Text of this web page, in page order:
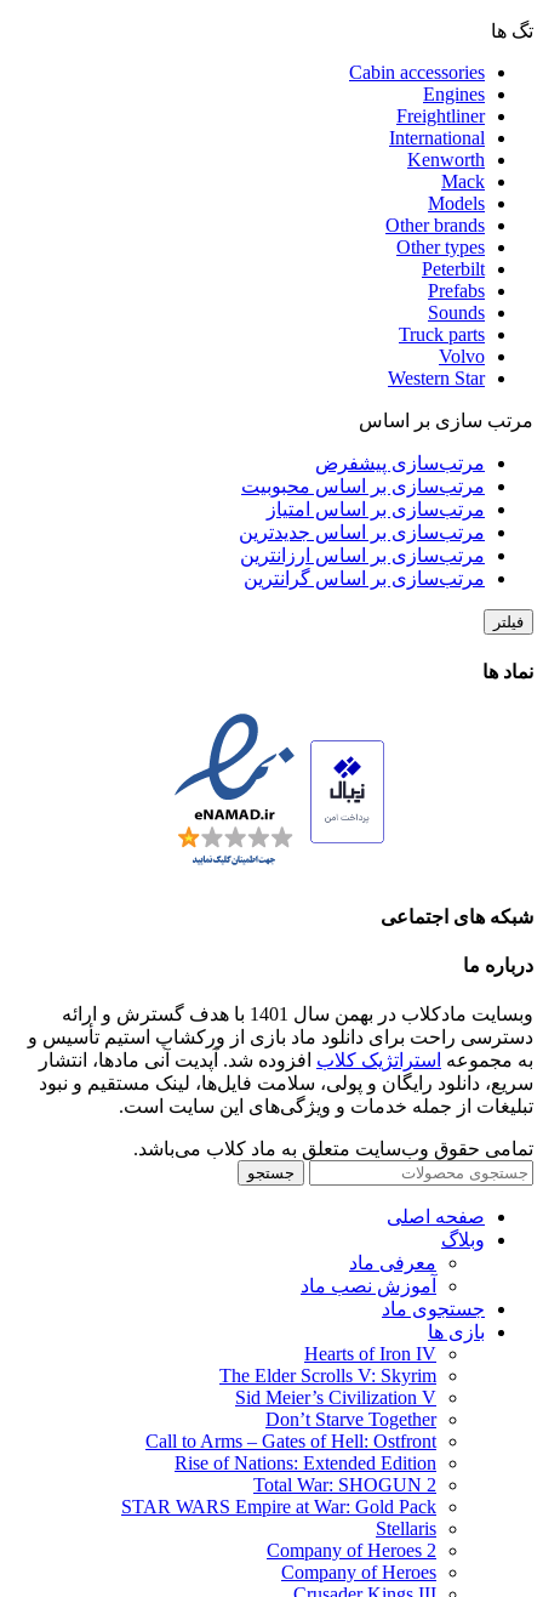
تگ ها
Cabin accessories
Engines
Freightliner
International
Kenworth
Mack
Models
Other brands
Other types
Peterbilt
Prefabs
Sounds
Truck parts
Volvo
Western Star
مرتب سازی بر اساس
مرتب‌سازی پیشفرض
مرتب‌سازی بر اساس محبوبیت
مرتب‌سازی بر اساس امتیاز
مرتب‌سازی بر اساس جدیدترین
مرتب‌سازی بر اساس ارزانترین
مرتب‌سازی بر اساس گرانترین
فیلتر
نماد ها
شبکه های اجتماعی
درباره ما
وبسایت مادکلاب در بهمن سال 1401 با هدف گسترش و ارائه
دسترسی راحت برای دانلود ماد بازی از ورکشاپ استیم تأسیس و
به مجموعه استراتژیک کلاب افزوده شد. آپدیت آنی مادها، انتشار
سریع، دانلود رایگان و پولی، سلامت فایل‌ها، لینک مستقیم و نبود
تبلیغات از جمله خدمات و ویژگی‌های این سایت است.
تمامی حقوق وب‌سایت متعلق به ماد کلاب می‌باشد.
جستجو
صفحه اصلی
وبلاگ
معرفی ماد
آموزش نصب ماد
جستجوی ماد
بازی ها
Hearts of Iron IV
The Elder Scrolls V: Skyrim
Sid Meier’s Civilization V
Don’t Starve Together
Call to Arms – Gates of Hell: Ostfront
Rise of Nations: Extended Edition
Total War: SHOGUN 2
STAR WARS Empire at War: Gold Pack
Stellaris
Company of Heroes 2
Company of Heroes